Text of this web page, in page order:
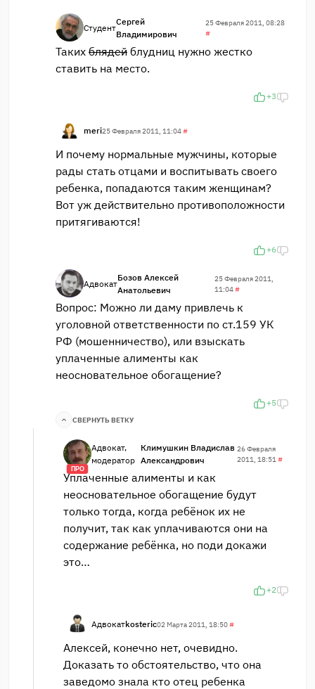
Студент
Сергей
Владимирович
25 Февраля 2011, 08:28
#
Таких блядей блудниц нужно жестко
ставить на место.
+3
meri25 Февраля 2011, 11:04#
И почему нормальные мужчины, которые
рады стать отцами и воспитывать своего
ребенка, попадаются таким женщинам?
Вот уж действительно противоположности
притягиваются!
+6
Адвокат
Бозов Алексей
Анатольевич
25 Февраля 2011,
11:04#
Вопрос: Можно ли даму привлечь к
уголовной ответственности по ст.159 УК
РФ (мошенничество), или взыскать
уплаченные алименты как
неосновательное обогащение?
+5
СВЕРНУТЬ ВЕТКУ
ПРО
Адвокат,
модератор
Климушкин Владислав
Александрович
26 Февраля
2011, 18:51#
Уплаченные алименты и как
неосновательное обогащение будут
только тогда, когда ребёнок их не
получит, так как уплачиваются они на
содержание ребёнка, но поди докажи
это…
+2
Адвокатkosteric02 Марта 2011, 18:50#
Алексей, конечно нет, очевидно.
Доказать то обстоятельство, что она
заведомо знала кто отец ребенка